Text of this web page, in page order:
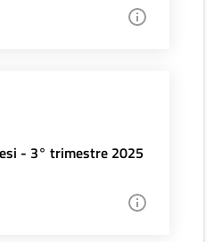
- 3° trimestre 2025